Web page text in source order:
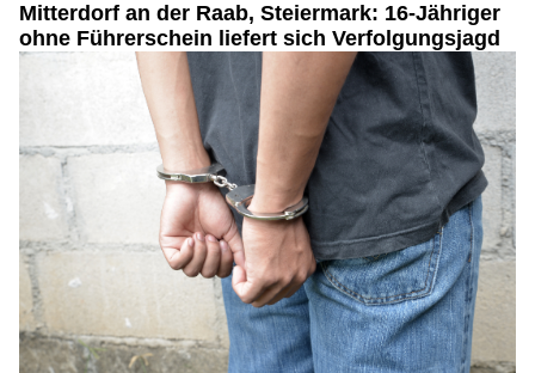
Mitterdorf an der Raab, Steiermark: 16-Jähriger
ohne Führerschein liefert sich Verfolgungsjagd